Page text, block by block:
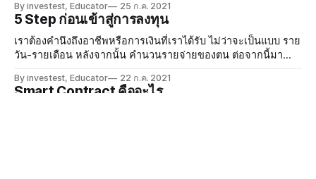
By investest, Educator 25 ก.ค. 2021
5 Step ก่อนเข้าสู่การลงทุน
เราต้องคำนึงถึงอาชีพหรือการเงินที่เราได้รับ ไม่ว่าจะเป็นแบบ ราย
วัน-รายเดือน หลังจากนั้น คำนวนรายจ่ายของตน ต่อจากนี้มา
By investest, Educator 22 ก.ค. 2021
Smart Contract คืออะไร